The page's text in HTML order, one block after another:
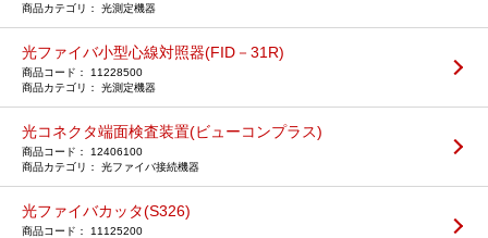
光測定機器
光ファイバ小型心線対照器(FID－31R)
11228500
光測定機器
光コネクタ端面検査装置(ビューコンプラス)
12406100
光ファイバ接続機器
光ファイバカッタ(S326)
11125200